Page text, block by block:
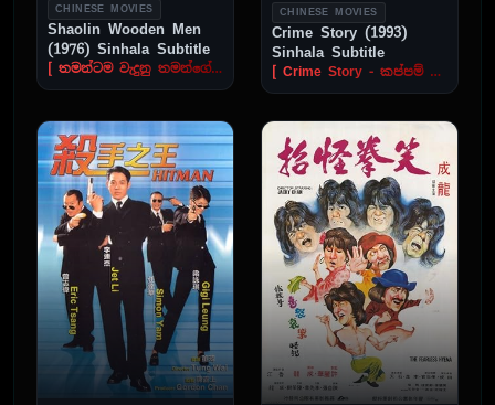
CHINESE MOVIES
Shaolin Wooden Men
(1976) Sinhala Subtitle
[ තමන්ටම වැදුනු තමන්ගේ පහර ]
CHINESE MOVIES
Crime Story (1993)
Sinhala Subtitle
[ Crime Story - කප්පම් කල්ලියක් පසු පස ]